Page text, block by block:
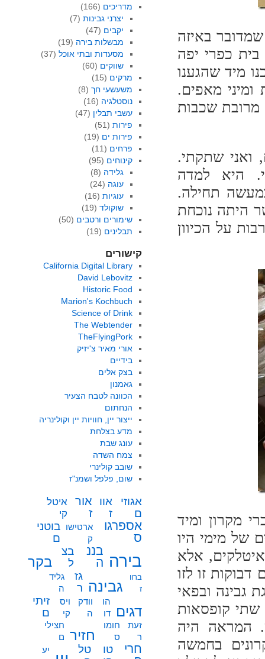
באיזה
כפרי יפה
מיד שהגענו
ומיני מאפים.
מרובת שכבות
ואני שתקתי.
היא למדה
תחילה.
היתה נוכחת
על הכיוון
מקרון ומיד
של מימי היו
אלא
זו לזו
גבינה ובפאי
שתי קופסאות
המראה היה
התברר שקופסא של 15 מקרונים בחמשה
מדריכים (166)
יצרני גבינות (7)
יקבים (47)
מבשלות בירה (19)
מסעדות ובתי אוכל (37)
שווקים (60)
מרקים (15)
משעשעי חך(8)
נוסטלגיה (16)
עשבי תבלין (47)
פירות(51)
פירות ים (19)
פרחים (11)
קינוחים (95)
גלידה (8)
עוגה (24)
עוגיות (16)
שוקולד (19)
שימורים ורטבים (50)
תבלינים (19)
קישורים
California Digital Library
David Lebovitz
Historic Food
Marion's Kochbuch
Science of Drink
The Webtender
TheFlyingPork
אורי מאיר צ'יזיק
בידיים
בצק אלים
גאמנון
הכוונה לטבח הצעיר
הנחתום
ייצור יין, חוויות יין וקולינריה
מדע בצלחת
עונג שבת
צמח השדה
שובב קולינרי
שום, פלפל ושמנ"ז
אגוזי
ם
אוו
ז
אור
ז
איטל
קי
אספרגו
ס
ארטישו
ק
בוטני
ם
בירה
בננ
ה
בצ
ל
בקר
ברוו
ז
גבינה
גז
ר
גליד
ה
דגים
הו
דו
וודק
ה
ויס
קי
זיתי
ם
זעת
ר
חומו
ס
חזיר
חצילי
ם
חרי
טו
טל
יע